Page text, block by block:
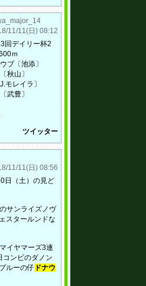
11/11(日) 08:12
デイリー杯2
ｍ
ブ〔池添〕
秋山〕
J.モレイラ〕
武豊〕
ツイッター
11/11(日) 08:56
日（土）の見ど
サンライズノヴ
スタールンドな
イヤマーズ3連
コンビのダノン
ルーの仔 ドナウ